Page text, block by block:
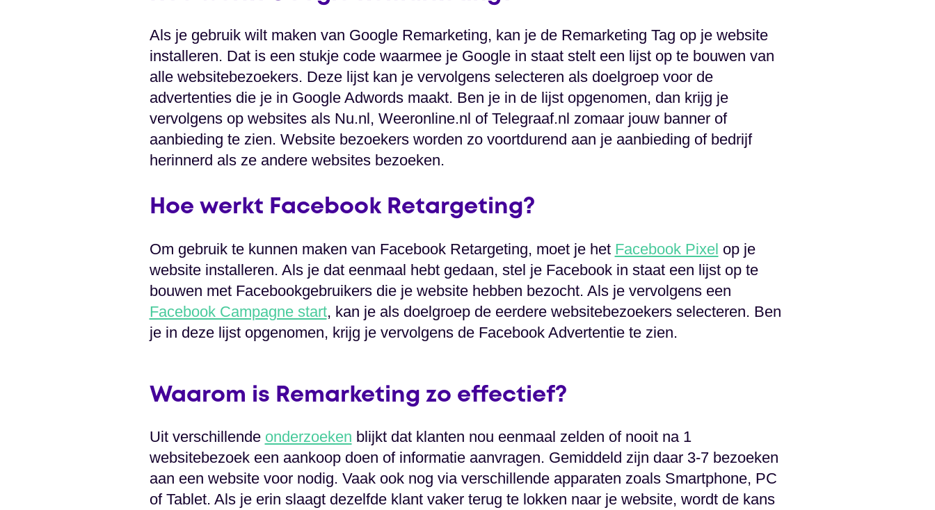
Als je gebruik wilt maken van Google Remarketing, kan je de Remarketing Tag op je website
installeren. Dat is een stukje code waarmee je Google in staat stelt een lijst op te bouwen van
alle websitebezoekers. Deze lijst kan je vervolgens selecteren als doelgroep voor de
advertenties die je in Google Adwords maakt. Ben je in de lijst opgenomen, dan krijg je
vervolgens op websites als Nu.nl, Weeronline.nl of Telegraaf.nl zomaar jouw banner of
aanbieding te zien. Website bezoekers worden zo voortdurend aan je aanbieding of bedrijf
herinnerd als ze andere websites bezoeken.
Hoe werkt Facebook Retargeting?
Om gebruik te kunnen maken van Facebook Retargeting, moet je het Facebook Pixel op je
website installeren. Als je dat eenmaal hebt gedaan, stel je Facebook in staat een lijst op te
bouwen met Facebookgebruikers die je website hebben bezocht. Als je vervolgens een
Facebook Campagne start, kan je als doelgroep de eerdere websitebezoekers selecteren. Ben
je in deze lijst opgenomen, krijg je vervolgens de Facebook Advertentie te zien.
Waarom is Remarketing zo effectief?
Uit verschillende onderzoeken blijkt dat klanten nou eenmaal zelden of nooit na 1
websitebezoek een aankoop doen of informatie aanvragen. Gemiddeld zijn daar 3-7 bezoeken
aan een website voor nodig. Vaak ook nog via verschillende apparaten zoals Smartphone, PC
of Tablet. Als je erin slaagt dezelfde klant vaker terug te lokken naar je website, wordt de kans